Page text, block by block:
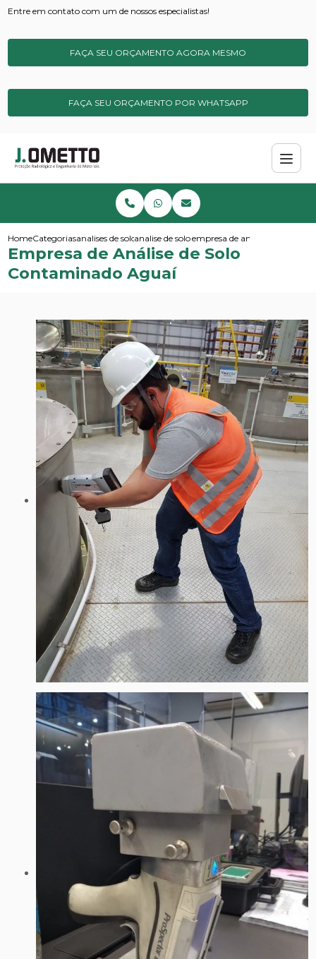
Entre em contato com um de nossos especialistas!
FAÇA SEU ORÇAMENTO AGORA MESMO
FAÇA SEU ORÇAMENTO POR WHATSAPP
HomeCategoriasanalises de solos e sedimentos
analise de solo contaminadoempresa de analise de solo
Empresa de Análise de Solo
Contaminado Aguaí